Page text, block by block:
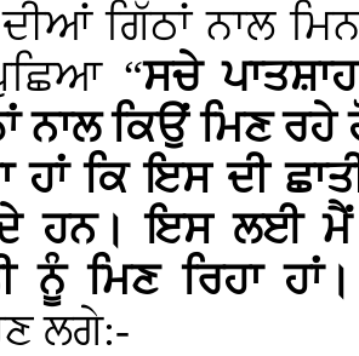
ਗਿੱਠਾਂ ਨਾਲ
“ਸਚੇ
ਨਾਲ ਕਿਉਂ ਮਿਣ ਰਹੇ
ਹਾਂ ਕਿ ਇਸ ਦੀ
ਹਨ। ਇਸ ਲਈ ਮੈਂ
ਨੂੰ ਮਿਣ ਰਿਹਾ
ਲਗੇ:-